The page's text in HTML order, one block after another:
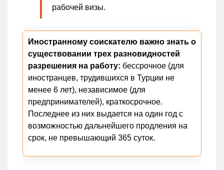
рабочей визы.
Иностранному соискателю важно знать о
существовании трех разновидностей
разрешения на работу: бессрочное (для
иностранцев, трудившихся в Турции не
менее 6 лет), независимое (для
предпринимателей), краткосрочное.
Последнее из них выдается на один год с
возможностью дальнейшего продления на
срок, не превышающий 365 суток.